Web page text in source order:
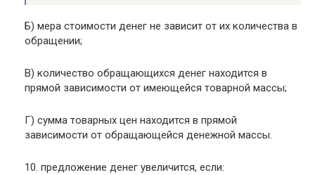
Б) мера стоимости денег не зависит от их количества в
обращении;
В) количество обращающихся денег находится в
прямой зависимости от имеющейся товарной массы;
Г) сумма товарных цен находится в прямой
зависимости от обращающейся денежной массы.
10. предложение денег увеличится, если: